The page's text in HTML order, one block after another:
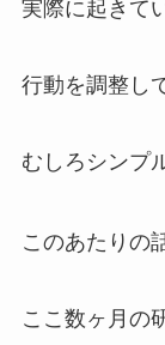
実際に起きて
行動を調整し
むしろシンプ
このあたりの
ここ数ヶ月の